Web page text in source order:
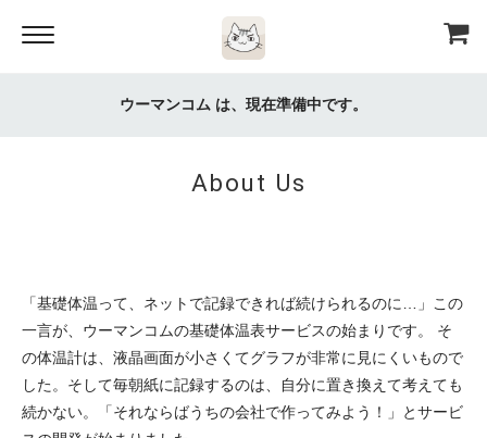
ウーマンコム は、現在準備中です。
About Us
「基礎体温って、ネットで記録できれば続けられるのに…」この
一言が、ウーマンコムの基礎体温表サービスの始まりです。 そ
の体温計は、液晶画面が小さくてグラフが非常に見にくいもので
した。そして毎朝紙に記録するのは、自分に置き換えて考えても
続かない。「それならばうちの会社で作ってみよう！」とサービ